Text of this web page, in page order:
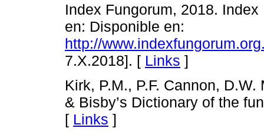
Index Fungorum, 2018.
en: Disponible en:
http://
7.X.2018]. [ Links ]
Kirk, P.M., P.F. Cannon,
& Bisby’s Dictionary of the
[ Links ]